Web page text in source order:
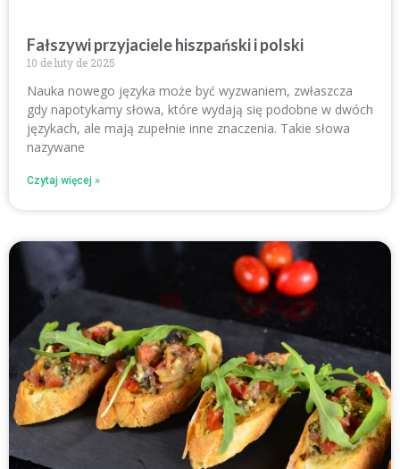
Fałszywi przyjaciele hiszpański i polski
10 de luty de 2025
Nauka nowego języka może być wyzwaniem, zwłaszcza
gdy napotykamy słowa, które wydają się podobne w dwóch
językach, ale mają zupełnie inne znaczenia. Takie słowa
nazywane
Czytaj więcej »